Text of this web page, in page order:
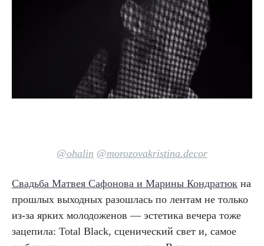
@ohalin @morozovakristina.decor
Свадьба Матвея Сафонова и Марины Кондратюк на
прошлых выходных разошлась по лентам не только
из-за ярких молодоженов — эстетика вечера тоже
зацепила: Total Black, сценический свет и, самое